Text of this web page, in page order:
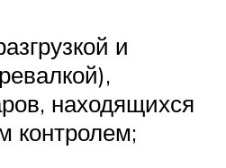
и
находящихся
контролем;